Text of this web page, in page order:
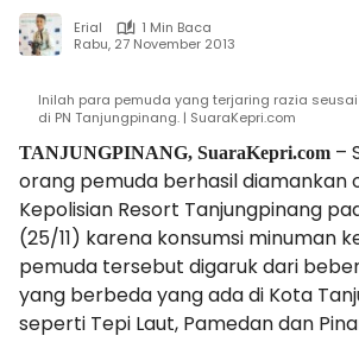
Erial
1 Min Baca
Rabu, 27 November 2013
Inilah para pemuda yang terjaring razia
di PN Tanjungpinang. | SuaraKepri.com
TANJUNGPINANG, SuaraKepri.com –
orang pemuda berhasil diamankan
Kepolisian Resort Tanjungpinang
(25/11) karena konsumsi minuman
pemuda tersebut digaruk dari
yang berbeda yang ada di Kota
seperti Tepi Laut, Pamedan dan